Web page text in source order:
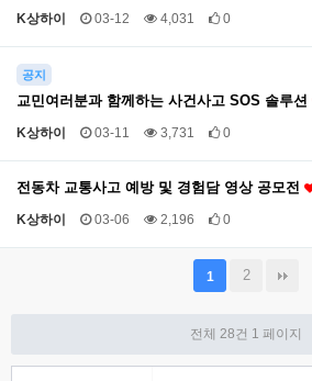
K상하이 03-12 4,031 0
공지
교민여러분과 함께하는 사건사고 SOS 솔루션
K상하이 03-11 3,731 0
전동차 교통사고 예방 및 경험담 영상 공모전
K상하이 03-06 2,196 0
1 2
전체 28건 1 페이지